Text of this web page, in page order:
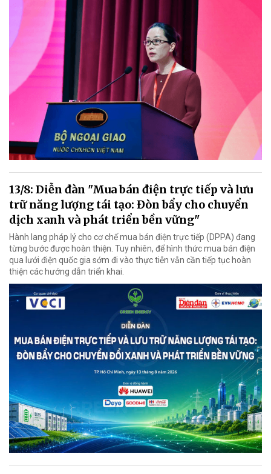
13/8: Diễn đàn "Mua bán điện trực tiếp và lưu
trữ năng lượng tái tạo: Đòn bẩy cho chuyển
dịch xanh và phát triển bền vững"
Hành lang pháp lý cho cơ chế mua bán điện trực tiếp (DPPA) đang
từng bước được hoàn thiện. Tuy nhiên, để hình thức mua bán điện
qua lưới điện quốc gia sớm đi vào thực tiễn vẫn cần tiếp tục hoàn
thiện các hướng dẫn triển khai.